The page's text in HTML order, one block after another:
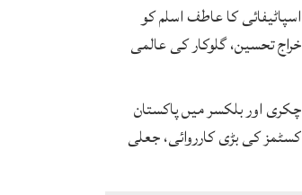
اسپاٹیفائی کا عاطف اسلم کو
خراج تحسین، گلوکار کی عالمی
چکری اور بلکسر میں پاکستان
کسٹمز کی بڑی کارروائی، جعلی